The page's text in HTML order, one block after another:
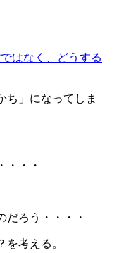
はなく、どうする
ち」になってしま
・・・
だろう・・・・
考える。